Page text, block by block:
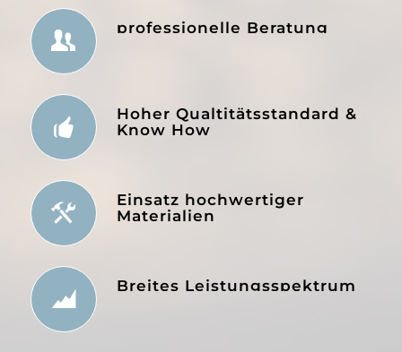
professionelle Beratung
Hoher Qualtitätsstandard &
Know How
Einsatz hochwertiger
Materialien
Breites Leistungsspektrum